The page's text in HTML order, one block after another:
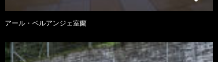
アール・ベルアンジェ室蘭